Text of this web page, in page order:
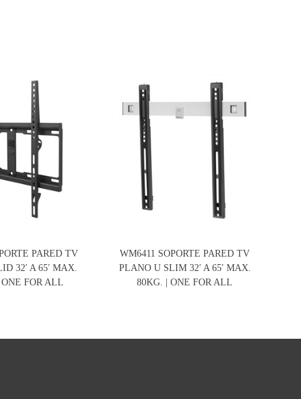
PARED TV
32′ A 65′ MAX.
FOR ALL
WM6411 SOPORTE PARED TV
PLANO U SLIM 32′ A 65′ MAX.
80KG. | ONE FOR ALL